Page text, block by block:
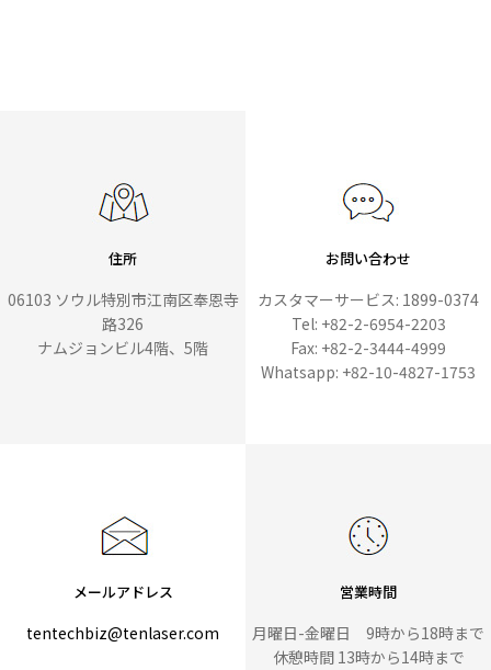
住所
06103 ソウル特別市江南区奉恩寺
路326
ナムジョンビル4階、5階
お問い合わせ
カスタマーサービス: 1899-0374
Tel: +82-2-6954-2203
Fax: +82-2-3444-4999
Whatsapp: +82-10-4827-1753
メールアドレス
tentechbiz@tenlaser.com
営業時間
月曜日-金曜日 9時から18時まで
休憩時間 13時から14時まで